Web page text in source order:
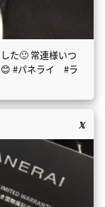
た🙂 常連様いつ
😊 #パネライ #ラ